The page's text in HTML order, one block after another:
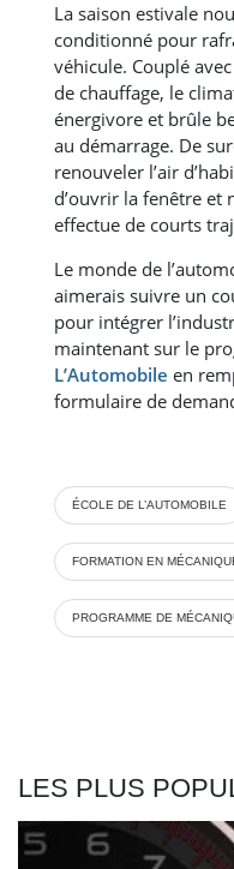
La saison estivale
conditionné pour
véhicule. Couplé
de chauffage, le
énergivore et brûle
au démarrage. De
renouveler l’air
d’ouvrir la fenêtre et
effectue de courts
Le monde de
aimerais suivre un
pour intégrer
maintenant sur le
L’Automobile en
formulaire de
ÉCOLE DE L’AUTOMOBILE
FORMATION EN
PROGRAMME DE
LES PLUS